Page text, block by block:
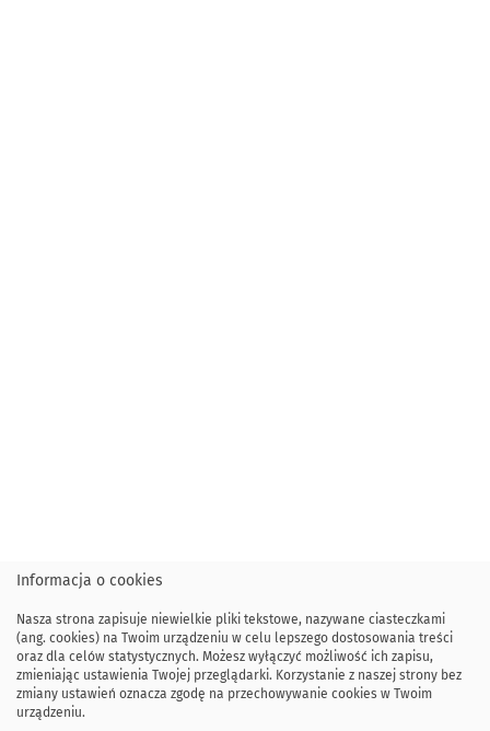
Informacja o cookies
Nasza strona zapisuje niewielkie pliki tekstowe, nazywane ciasteczkami
(ang. cookies) na Twoim urządzeniu w celu lepszego dostosowania treści
oraz dla celów statystycznych. Możesz wyłączyć możliwość ich zapisu,
zmieniając ustawienia Twojej przeglądarki. Korzystanie z naszej strony bez
zmiany ustawień oznacza zgodę na przechowywanie cookies w Twoim
urządzeniu.